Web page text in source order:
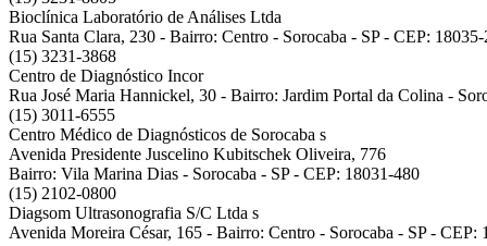
Bioclínica Laboratório de Análises Ltda
Rua Santa Clara, 230 - Bairro: Centro - Sorocaba - SP - CEP:
(15) 3231-3868
Centro de Diagnóstico Incor
Rua José Maria Hannickel, 30 - Bairro: Jardim Portal da Colina -
(15) 3011-6555
Centro Médico de Diagnósticos de Sorocaba s
Avenida Presidente Juscelino Kubitschek Oliveira, 776
Bairro: Vila Marina Dias - Sorocaba - SP - CEP: 18031-480
(15) 2102-0800
Diagsom Ultrasonografia S/C Ltda s
Avenida Moreira César, 165 - Bairro: Centro - Sorocaba - SP - CEP: